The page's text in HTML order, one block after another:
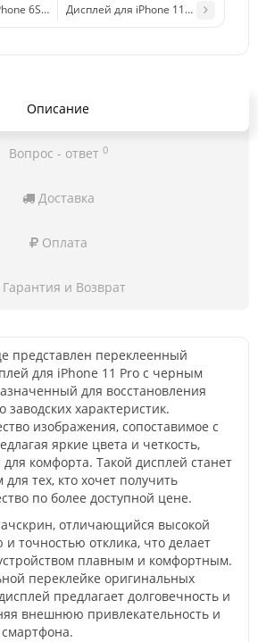
6S Plus в сборе с тачскрином белый
Дисплей для iPhone 11 pro Max в
Описание
Вопрос - ответ 0
Доставка
Оплата
Гарантия и Возврат
представлен переклеенный
для iPhone 11 Pro с черным
для восстановления
заводских характеристик.
изображения, сопоставимое с
яркие цвета и четкость,
комфорта. Такой дисплей станет
тех, кто хочет получить
по более доступной цене.
отличающийся высокой
и точностью отклика, что делает
плавным и комфортным.
переклейке оригинальных
предлагает долговечность и
внешнюю привлекательность и